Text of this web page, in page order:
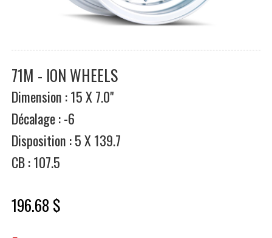
71M - ION WHEELS
Dimension : 15 X 7.0"
Décalage : -6
Disposition : 5 X 139.7
CB : 107.5
196.68 $